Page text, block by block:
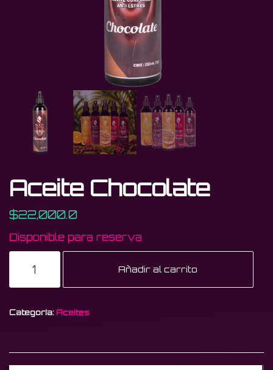
Aceite Chocolate
$22,000.0
Disponible para reserva
Chocolate
Añadir al carrito
Categoría: Aceites